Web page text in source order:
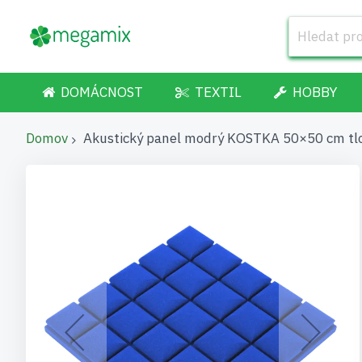
DOMÁCNOST TEXTIL HOBBY
Domov Akustický panel modrý KOSTKA 50×50 cm
obrázky